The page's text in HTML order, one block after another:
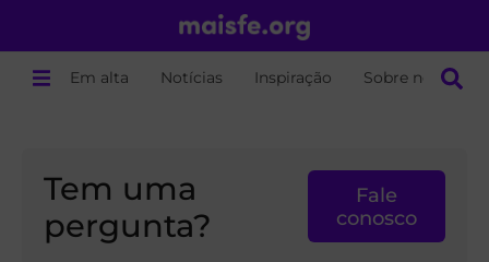
Em alta Notícias Inspiração Sobre nós
Tem uma
pergunta?
Fale
conosco